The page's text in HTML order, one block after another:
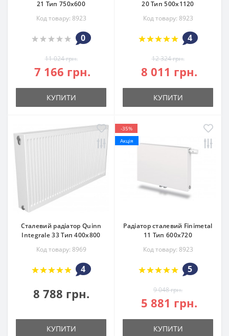
21 Тип 750х600
Код товару: 8923
0
11 024 грн.
7 166 грн.
КУПИТИ
20 Тип 500х1120
Код товару: 8923
4
12 324 грн.
8 011 грн.
КУПИТИ
Сталевий радіатор Quinn
Integrale 33 Тип 400х800
Код товару: 8969
4
8 788 грн.
КУПИТИ
-35%
Акція
Радіатор сталевий Finimetal
11 Тип 600х720
Код товару: 8923
5
9 048 грн.
5 881 грн.
КУПИТИ